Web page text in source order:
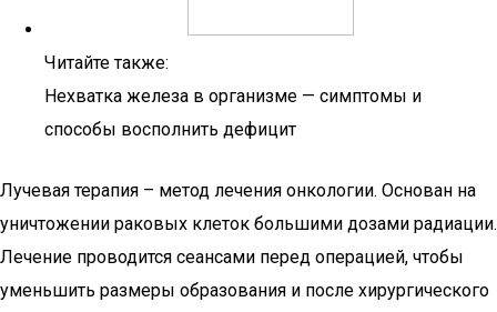
Читайте также:
Нехватка железа в организме — симптомы и
способы восполнить дефицит
Лучевая терапия – метод лечения онкологии. Основан на
уничтожении раковых клеток большими дозами радиации.
Лечение проводится сеансами перед операцией, чтобы
уменьшить размеры образования и после хирургического